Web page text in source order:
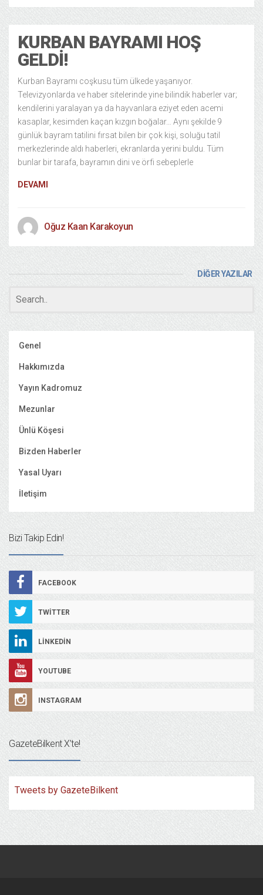
KURBAN BAYRAMI HOŞ
GELDI!
Kurban Bayramı coşkusu tüm ülkede yaşanıyor.
Televizyonlarda ve haber sitelerinde yine bilindik haberler var;
kendilerini yaralayan ya da hayvanlara eziyet eden acemi
kasaplar, kesimden kaçan kızgın boğalar… Aynı şekilde 9
günlük bayram tatilini fırsat bilen bir çok kişi, soluğu tatil
merkezlerinde aldı haberleri, ekranlarda yerini buldu. Tüm
bunlar bir tarafa, bayramın dini ve örfi sebeplerle
DEVAMI
Oğuz Kaan Karakoyun
DİĞER YAZILAR
Genel
Hakkımızda
Yayın Kadromuz
Mezunlar
Ünlü Köşesi
Bizden Haberler
Yasal Uyarı
İletişim
Bizi Takip Edin!
FACEBOOK
TWITTER
LINKEDIN
YOUTUBE
INSTAGRAM
GazeteBilkent X’te!
Tweets by GazeteBilkent